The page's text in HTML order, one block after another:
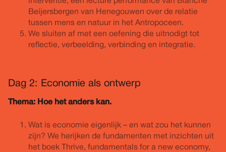
Beijersbergen van Henegouwen over de relatie
tussen mens en natuur in het Antropoceen.
We sluiten af met een oefening die uitnodigt tot
reflectie, verbeelding, verbinding en integratie.
Dag 2: Economie als ontwerp
Thema: Hoe het anders kan.
Wat is economie eigenlijk – en wat zou het kunnen
zijn? We herijken de fundamenten met inzichten uit
het boek Thrive, fundamentals for a new economy,